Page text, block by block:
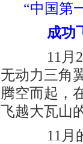
“中国第
成功
11月29
无动力三角
腾空而起，
飞越大瓦山
11月的